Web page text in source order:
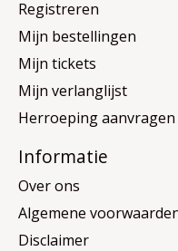
Registreren
Mijn bestellingen
Mijn tickets
Mijn verlanglijst
Herroeping aanvragen
Informatie
Over ons
Algemene
Disclaimer